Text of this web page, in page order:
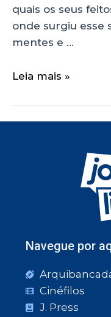
quais os seus
onde surgiu esse
mentes e …
Leia mais »
Navegue por
Cinéfilos
J. Press